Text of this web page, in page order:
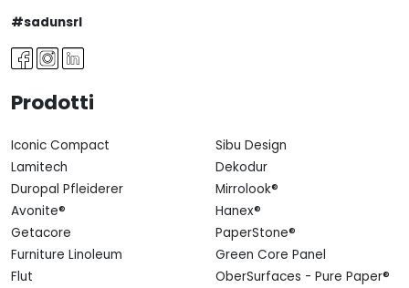
#sadunsrl
Prodotti
Iconic Compact
Sibu Design
Lamitech
Dekodur
Duropal Pfleiderer
Mirrolook®
Avonite®
Hanex®
Getacore
PaperStone®
Furniture Linoleum
Green Core Panel
Flut
OberSurfaces - Pure Paper®